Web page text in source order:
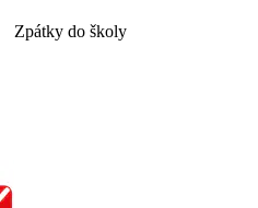
Zpátky do školy